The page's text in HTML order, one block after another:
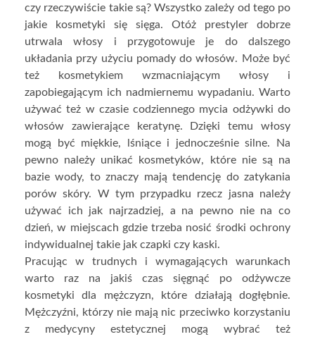
czy rzeczywiście takie są? Wszystko zależy od tego po
jakie kosmetyki się sięga. Otóż prestyler dobrze
utrwala włosy i przygotowuje je do dalszego
układania przy użyciu pomady do włosów. Może być
też kosmetykiem wzmacniającym włosy i
zapobiegającym ich nadmiernemu wypadaniu. Warto
używać też w czasie codziennego mycia odżywki do
włosów zawierające keratynę. Dzięki temu włosy
mogą być miękkie, lśniące i jednocześnie silne. Na
pewno należy unikać kosmetyków, które nie są na
bazie wody, to znaczy mają tendencję do zatykania
porów skóry. W tym przypadku rzecz jasna należy
używać ich jak najrzadziej, a na pewno nie na co
dzień, w miejscach gdzie trzeba nosić środki ochrony
indywidualnej takie jak czapki czy kaski.
Pracując w trudnych i wymagających warunkach
warto raz na jakiś czas sięgnąć po odżywcze
kosmetyki dla mężczyzn, które działają dogłębnie.
Mężczyźni, którzy nie mają nic przeciwko korzystaniu
z medycyny estetycznej mogą wybrać też